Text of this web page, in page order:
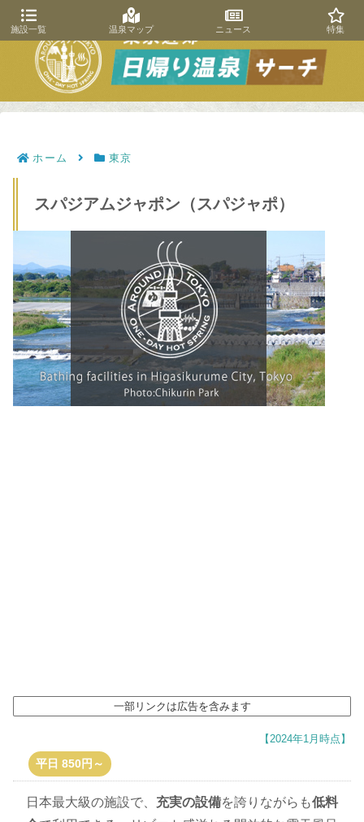
ホーム 東京
スパジアムジャポン（スパジャポ）
一部リンクは広告を含みます
【2024年1月時点】
平日 850円～
日本最大級の施設で、 充実の設備を誇りながらも低料
施設一覧 温泉マップ ニュース 特集